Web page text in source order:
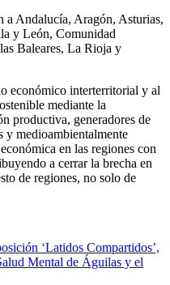
a Andalucía, Aragón, Asturias,
y León, Comunidad
Baleares, La Rioja y
económico interterritorial y al
mediante la
productiva, generadores de
y medioambientalmente
en las regiones con
a cerrar la brecha en
de regiones, no solo de
‘Latidos Compartidos’,
Mental de Águilas y el